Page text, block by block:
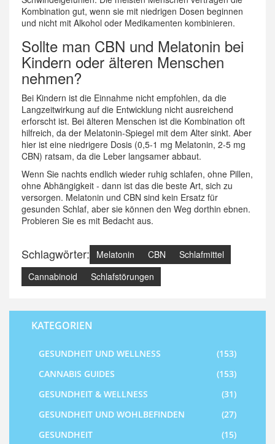
Kombination gut, wenn sie mit niedrigen Dosen beginnen
und nicht mit Alkohol oder Medikamenten kombinieren.
Sollte man CBN und Melatonin bei
Kindern oder älteren Menschen
nehmen?
Bei Kindern ist die Einnahme nicht empfohlen, da die
Langzeitwirkung auf die Entwicklung nicht ausreichend
erforscht ist. Bei älteren Menschen ist die Kombination oft
hilfreich, da der Melatonin-Spiegel mit dem Alter sinkt. Aber
hier ist eine niedrigere Dosis (0,5-1 mg Melatonin, 2-5 mg
CBN) ratsam, da die Leber langsamer abbaut.
Wenn Sie nachts endlich wieder ruhig schlafen, ohne Pillen,
ohne Abhängigkeit - dann ist das die beste Art, sich zu
versorgen. Melatonin und CBN sind kein Ersatz für
gesunden Schlaf, aber sie können den Weg dorthin ebnen.
Probieren Sie es mit Bedacht aus.
Schlagwörter: Melatonin CBN
Schlafmittel
Cannabinoid
Schlafstörungen
KATEGORIEN
GESUNDHEIT UND WELLNESS
(153)
CANNABIS GUIDES
(153)
GESUNDHEIT & WELLNESS
(31)
GESUNDHEIT UND WOHLBEFINDEN
(27)
GESUNDHEIT
(15)